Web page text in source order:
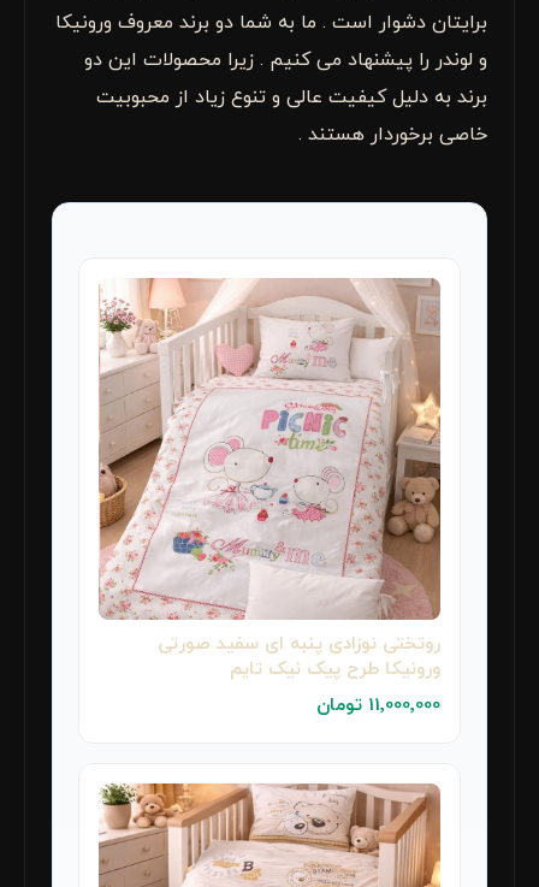
برایتان دشوار است . ما به شما دو برند معروف ورونیکا
و لوندر را پیشنهاد می کنیم . زیرا محصولات این دو
برند به دلیل کیفیت عالی و تنوع زیاد از محبوبیت
خاصی برخوردار هستند .
روتختی نوزادی پنبه ای سفید صورتی
ورونیکا طرح پیک نیک تایم
11٬000٬000 تومان